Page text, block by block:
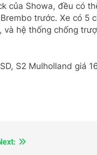
của Showa, đều có
trước. Xe có 5
hệ thống chống
S2 Mulholland giá